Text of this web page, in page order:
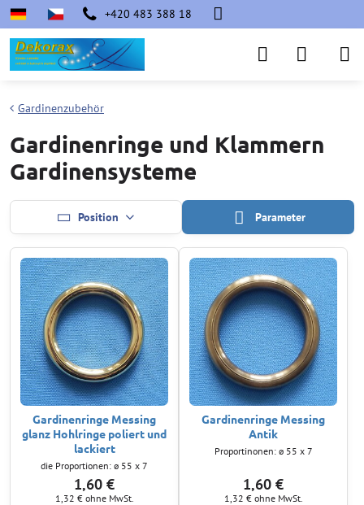
+420 483 388 18
Gardinenzubehör
Gardinenringe und Klammern
Gardinensysteme
Position Parameter
Gardinenringe Messing
glanz Hohlringe poliert und
lackiert
die Proportionen: ø 55 x 7
1,60 €
1,32 € ohne MwSt.
Gardinenringe Messing
Antik
Proportinonen: ø 55 x 7
1,60 €
1,32 € ohne MwSt.